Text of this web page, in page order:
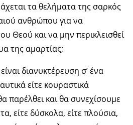
τα θελήματα της σαρκός
ανθρώπου για να
Θεού και να μην περικλεισθεί
της αμαρτίας;
διανυκτέρευση σ’ ένα
είτε κουραστικά
παρέλθει και θα συνεχίσουμε
είτε δύσκολα, είτε πλούσια,